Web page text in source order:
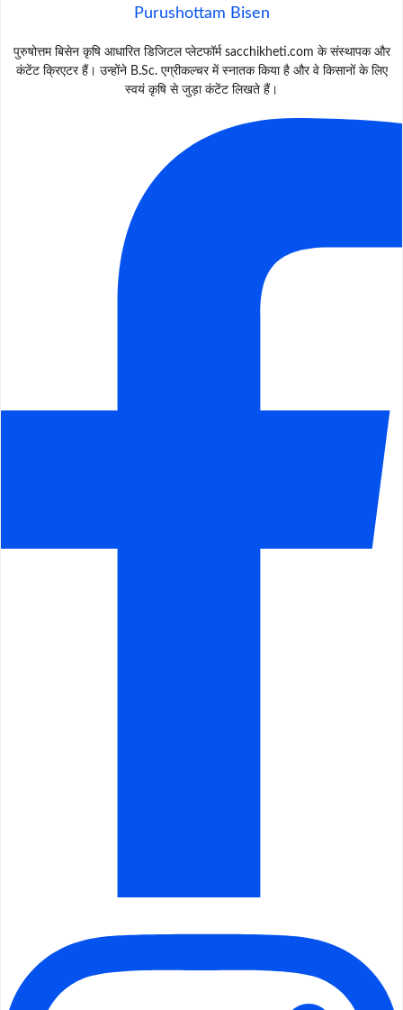
Purushottam Bisen
पुरुषोत्तम बिसेन कृषि आधारित डिजिटल प्लेटफॉर्म sacchikheti.com के संस्थापक और
कंटेंट क्रिएटर हैं। उन्होंने B.Sc. एग्रीकल्चर में स्नातक किया है और वे किसानों के लिए
स्वयं कृषि से जुड़ा कंटेंट लिखते हैं।